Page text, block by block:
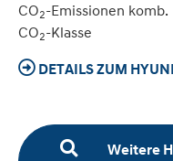
CO2-Emissionen komb.
CO2-Klasse
DETAILS ZUM
Weitere